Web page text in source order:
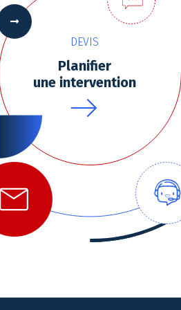
de confidentialité, en
DEVIS
Planifier
une intervention